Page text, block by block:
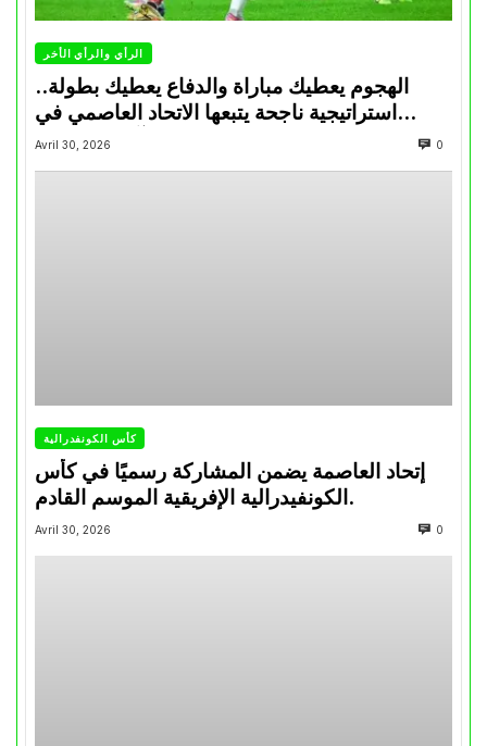
الرأي والرأي الأخر
الهجوم يعطيك مباراة والدفاع يعطيك بطولة..
استراتيجية ناجحة يتبعها الاتحاد العاصمي في
تتويجاته آخر السنوات
Avril 30, 2026 0
كأس الكونفدرالية
إتحاد العاصمة يضمن المشاركة رسميًا في كأس
الكونفيدرالية الإفريقية الموسم القادم.
Avril 30, 2026 0